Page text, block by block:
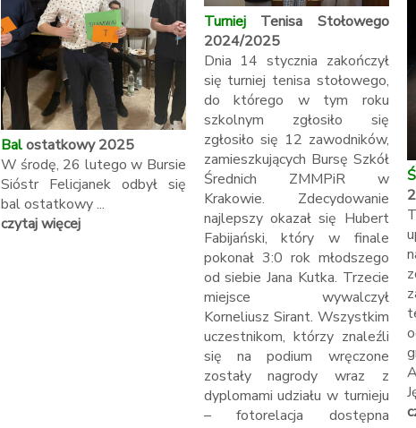
Balostatkowy 2025
W środę, 26 lutego w Bursie
Sióstr Felicjanek odbył się
bal ostatkowy ...
czytaj więcej
TurniejTenisa Stołowego
2024/2025
Dnia 14 stycznia zakończył
się turniej tenisa stołowego,
do którego w tym roku
szkolnym zgłosiło się
zgłosiło się 12 zawodników,
zamieszkujących Bursę Szkół
Średnich ZMMPiR w
Krakowie. Zdecydowanie
najlepszy okazał się Hubert
Fabijański, który w finale
pokonał 3:0 rok młodszego
od siebie Jana Kutka. Trzecie
miejsce wywalczył
Korneliusz Sirant. Wszystkim
uczestnikom, którzy znaleźli
się na podium wręczone
zostały nagrody wraz z
dyplomami udziału w turnieju
– fotorelacja dostępna